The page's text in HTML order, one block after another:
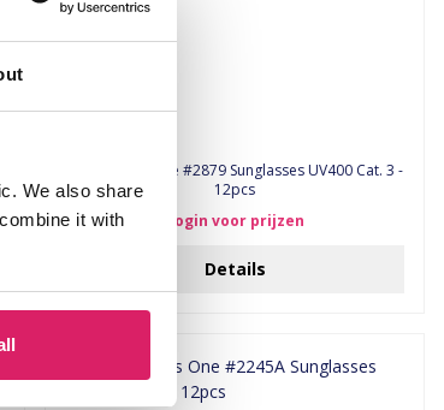
We also share
it with
12pcs
Login voor prijzen
Details